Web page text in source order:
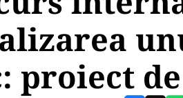
proiect